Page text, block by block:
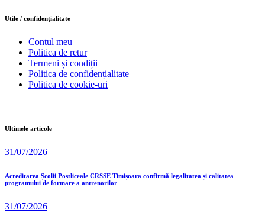
Utile / confidențialitate
Contul meu
Politica de retur
Termeni și condiții
Politica de confidențialitate
Politica de cookie-uri
Ultimele articole
31/07/2026
Acreditarea Școlii Postliceale CRSSE Timișoara confirmă legalitatea și calitatea
programului de formare a antrenorilor
31/07/2026